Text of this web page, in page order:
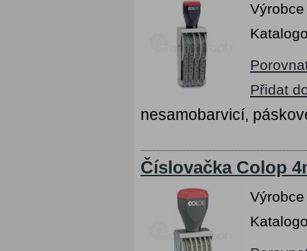
Přidat
nesamobarvicí,
Číslovačka Colop